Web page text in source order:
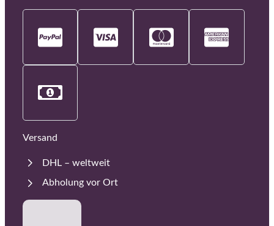
Versand
DHL – weltweit
Abholung vor Ort